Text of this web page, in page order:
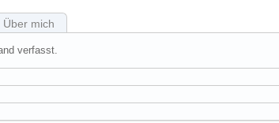
Über mich
verfasst.